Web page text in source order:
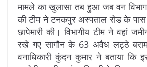
मामले का खुलासा तब हुआ जब वन विभाग
की टीम ने टनकपुर अस्पताल रोड के
छापेमारी की। विभागीय टीम ने वहां
रखे गए सागौन के 63 अवैध लट्ठे
वनाधिकारी कुंदन कुमार ने बताया कि